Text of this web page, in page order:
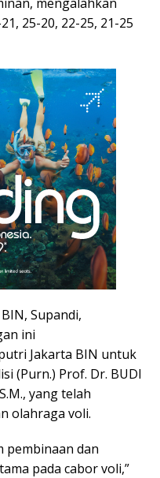
25-20, 22-25, 21-25
Supandi,
ini
Jakarta BIN untuk
(Purn.) Prof. Dr. BUDI
yang telah
olahraga voli.
pembinaan dan
pada cabor voli,”